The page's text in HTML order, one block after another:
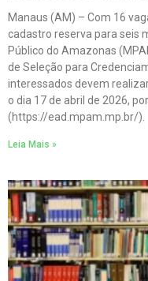
Manaus (AM) – Com 16
cadastro reserva para seis
Público do Amazonas
de Seleção para
interessados devem
o dia 17 de abril de 2026,
(https://ead.mpam.mp.br/).
Leia Mais »